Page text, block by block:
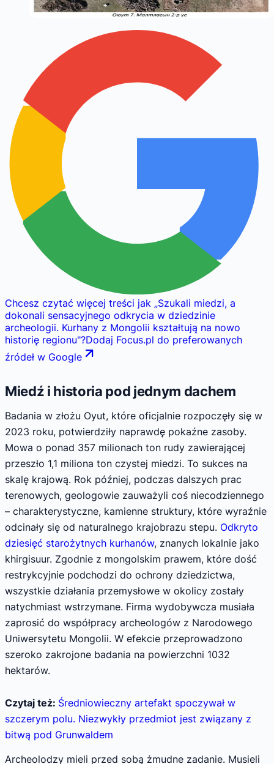
Chcesz czytać więcej treści jak „Szukali miedzi, a
dokonali sensacyjnego odkrycia w dziedzinie
archeologii. Kurhany z Mongolii kształtują na nowo
historię regionu"?Dodaj Focus.pl do preferowanych
źródeł w Google
Miedź i historia pod jednym dachem
Badania w złożu Oyut, które oficjalnie rozpoczęły się w
2023 roku, potwierdziły naprawdę pokaźne zasoby.
Mowa o ponad 357 milionach ton rudy zawierającej
przeszło 1,1 miliona ton czystej miedzi. To sukces na
skalę krajową. Rok później, podczas dalszych prac
terenowych, geologowie zauważyli coś niecodziennego
– charakterystyczne, kamienne struktury, które wyraźnie
odcinały się od naturalnego krajobrazu stepu. Odkryto
dziesięć starożytnych kurhanów, znanych lokalnie jako
khirgisuur. Zgodnie z mongolskim prawem, które dość
restrykcyjnie podchodzi do ochrony dziedzictwa,
wszystkie działania przemysłowe w okolicy zostały
natychmiast wstrzymane. Firma wydobywcza musiała
zaprosić do współpracy archeologów z Narodowego
Uniwersytetu Mongolii. W efekcie przeprowadzono
szeroko zakrojone badania na powierzchni 1032
hektarów.
Czytaj też: Średniowieczny artefakt spoczywał w
szczerym polu. Niezwykły przedmiot jest związany z
bitwą pod Grunwaldem
Archeolodzy mieli przed sobą żmudne zadanie. Musieli